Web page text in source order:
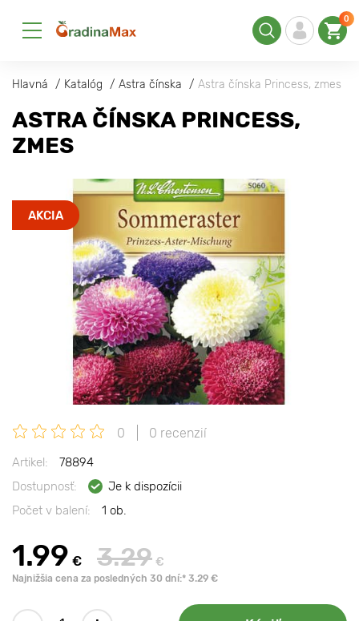
0
Hlavná Katalóg Astra čínska Astra čínska Princess, zmes
ASTRA ČÍNSKA PRINCESS,
ZMES
AKCIA
0 0 recenzií
Artikel:
78894
Dostupnosť:
Je k dispozícii
Počet v balení:
1 ob.
1.99 € 3.29 €
Najnižšia cena za posledných 30 dní:* 3.29 €